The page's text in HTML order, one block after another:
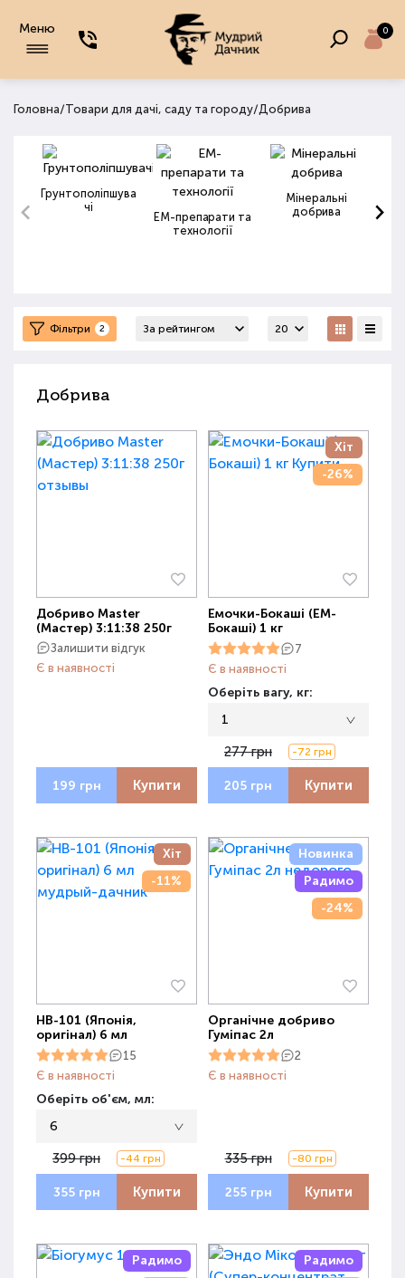
Меню 0
Головна/Товари для дачі, саду та городу/Добрива
Грунтополіпшува
чі
ЕМ-препарати та
технології
Мінеральні
добрива
Фільтри 2
Добрива
Добриво Master
(Мастер) 3:11:38 250г
Залишити відгук
Є в наявності
199 грн Купити
Хіт
-26%
Емочки-Бокаші (ЕМ-
Бокаші) 1 кг
7
Є в наявності
Оберіть вагу, кг:
1
277 грн -72 грн
205 грн Купити
Хіт
-11%
НВ-101 (Японія,
оригінал) 6 мл
15
Є в наявності
Оберіть об'єм, мл:
6
399 грн -44 грн
355 грн Купити
Новинка
Радимо
-24%
Органічне добриво
Гуміпас 2л
2
Є в наявності
335 грн -80 грн
255 грн Купити
Радимо
Радимо